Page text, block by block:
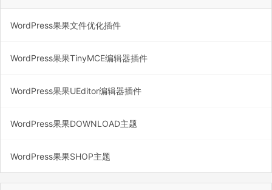
WordPress果果文件优化插件
WordPress果果TinyMCE编辑器插件
WordPress果果UEditor编辑器插件
WordPress果果DOWNLOAD主题
WordPress果果SHOP主题